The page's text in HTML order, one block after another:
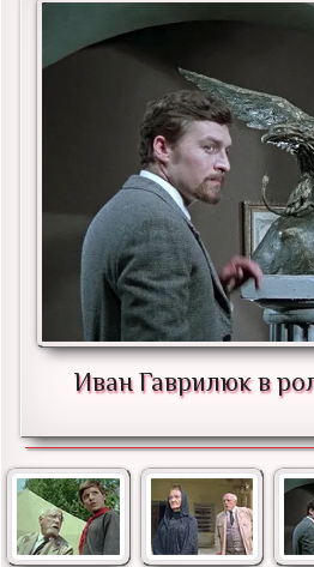
Иван Гаврилюк в